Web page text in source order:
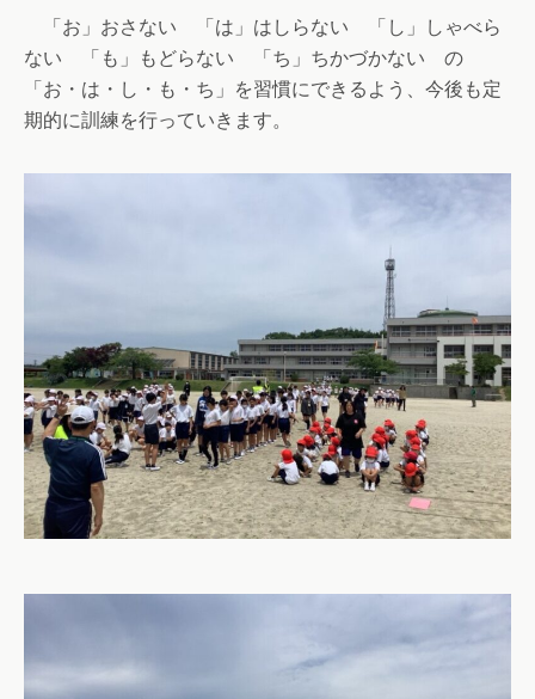
「お」おさない 「は」はしらない 「し」しゃべら
ない 「も」もどらない 「ち」ちかづかない の
「お・は・し・も・ち」を習慣にできるよう、今後も定
期的に訓練を行っていきます。